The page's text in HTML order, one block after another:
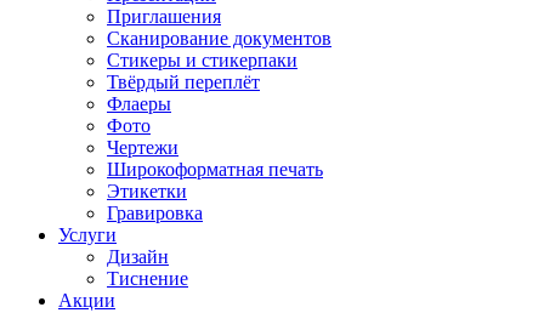
Приглашения
Сканирование документов
Стикеры и стикерпаки
Твёрдый переплёт
Флаеры
Фото
Чертежи
Широкоформатная печать
Этикетки
Гравировка
Услуги
Дизайн
Тиснение
Акции